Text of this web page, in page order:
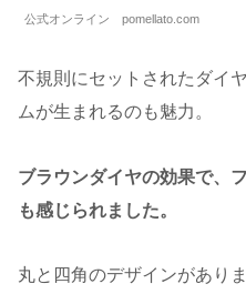
公式オンライン pomellato.com
不規則にセットされたダイ
ムが生まれるのも魅力。
ブラウンダイヤの効果で、
も感じられました。
丸と四角のデザインがあり